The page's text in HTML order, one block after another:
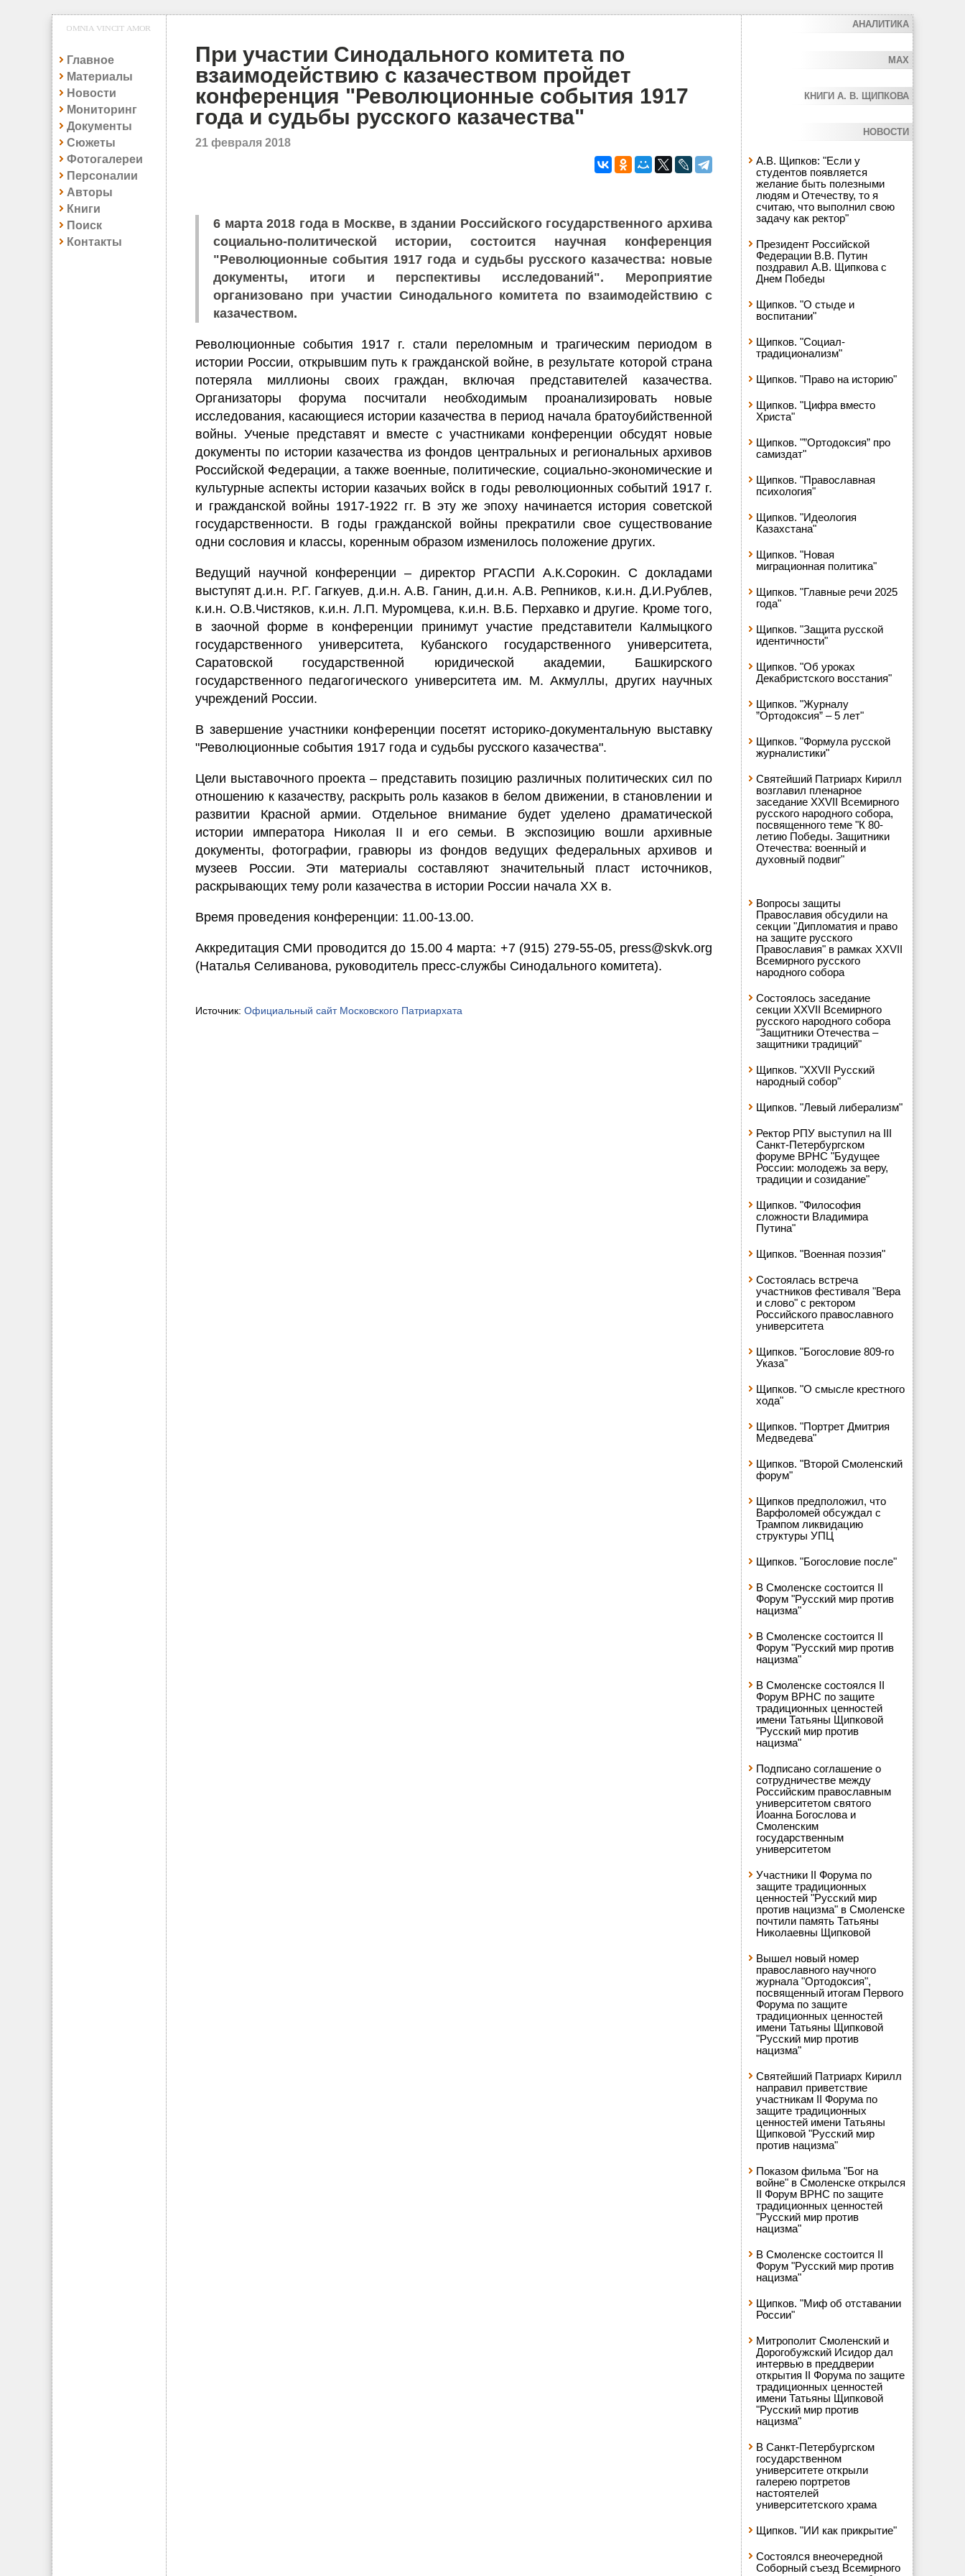
Главное
Материалы
Новости
Мониторинг
Документы
Сюжеты
Фотогалереи
Персоналии
Авторы
Книги
Поиск
Контакты
При участии Синодального комитета по
взаимодействию с казачеством пройдет
конференция "Революционные события 1917
года и судьбы русского казачества"
21 февраля 2018
6 марта 2018 года в Москве, в здании Российского государственного архива
социально-политической истории, состоится научная конференция
"Революционные события 1917 года и судьбы русского казачества: новые
документы, итоги и перспективы исследований". Мероприятие
организовано при участии Синодального комитета по взаимодействию с
казачеством.
Революционные события 1917 г. стали переломным и трагическим периодом в
истории России, открывшим путь к гражданской войне, в результате которой страна
потеряла миллионы своих граждан, включая представителей казачества.
Организаторы форума посчитали необходимым проанализировать новые
исследования, касающиеся истории казачества в период начала братоубийственной
войны. Ученые представят и вместе с участниками конференции обсудят новые
документы по истории казачества из фондов центральных и региональных архивов
Российской Федерации, а также военные, политические, социально-экономические и
культурные аспекты истории казачьих войск в годы революционных событий 1917 г.
и гражданской войны 1917-1922 гг. В эту же эпоху начинается история советской
государственности. В годы гражданской войны прекратили свое существование
одни сословия и классы, коренным образом изменилось положение других.
Ведущий научной конференции – директор РГАСПИ А.К.Сорокин. С докладами
выступят д.и.н. Р.Г. Гагкуев, д.и.н. А.В. Ганин, д.и.н. А.В. Репников, к.и.н. Д.И.Рублев,
к.и.н. О.В.Чистяков, к.и.н. Л.П. Муромцева, к.и.н. В.Б. Перхавко и другие. Кроме того,
в заочной форме в конференции принимут участие представители Калмыцкого
государственного университета, Кубанского государственного университета,
Саратовской государственной юридической академии, Башкирского
государственного педагогического университета им. М. Акмуллы, других научных
учреждений России.
В завершение участники конференции посетят историко-документальную выставку
"Революционные события 1917 года и судьбы русского казачества".
Цели выставочного проекта – представить позицию различных политических сил по
отношению к казачеству, раскрыть роль казаков в белом движении, в становлении и
развитии Красной армии. Отдельное внимание будет уделено драматической
истории императора Николая II и его семьи. В экспозицию вошли архивные
документы, фотографии, гравюры из фондов ведущих федеральных архивов и
музеев России. Эти материалы составляют значительный пласт источников,
раскрывающих тему роли казачества в истории России начала XX в.
Время проведения конференции: 11.00-13.00.
Аккредитация СМИ проводится до 15.00 4 марта: +7 (915) 279-55-05, press@skvk.org
(Наталья Селиванова, руководитель пресс-службы Синодального комитета).
Источник: Официальный сайт Московского Патриархата
АНАЛИТИКА
MAX
КНИГИ А. В. ЩИПКОВА
НОВОСТИ
А.В. Щипков: "Если у
студентов появляется
желание быть полезными
людям и Отечеству, то я
считаю, что выполнил свою
задачу как ректор"
Президент Российской
Федерации В.В. Путин
поздравил А.В. Щипкова с
Днем Победы
Щипков. "О стыде и
воспитании"
Щипков. "Социал-
традиционализм"
Щипков. "Право на историю"
Щипков. "Цифра вместо
Христа"
Щипков. "”Ортодоксия” про
самиздат"
Щипков. "Православная
психология"
Щипков. "Идеология
Казахстана"
Щипков. "Новая
миграционная политика"
Щипков. "Главные речи 2025
года"
Щипков. "Защита русской
идентичности"
Щипков. "Об уроках
Декабристского восстания"
Щипков. "Журналу
”Ортодоксия” – 5 лет"
Щипков. "Формула русской
журналистики"
Святейший Патриарх Кирилл
возглавил пленарное
заседание XXVII Всемирного
русского народного собора,
посвященного теме "К 80-
летию Победы. Защитники
Отечества: военный и
духовный подвиг"
Вопросы защиты
Православия обсудили на
секции "Дипломатия и право
на защите русского
Православия" в рамках XXVII
Всемирного русского
народного собора
Состоялось заседание
секции XXVII Всемирного
русского народного собора
"Защитники Отечества –
защитники традиций"
Щипков. "XXVII Русский
народный собор"
Щипков. "Левый либерализм"
Ректор РПУ выступил на III
Санкт-Петербургском
форуме ВРНС "Будущее
России: молодежь за веру,
традиции и созидание"
Щипков. "Философия
сложности Владимира
Путина"
Щипков. "Военная поэзия"
Состоялась встреча
участников фестиваля "Вера
и слово" с ректором
Российского православного
университета
Щипков. "Богословие 809-го
Указа"
Щипков. "О смысле крестного
хода"
Щипков. "Портрет Дмитрия
Медведева"
Щипков. "Второй Смоленский
форум"
Щипков предположил, что
Варфоломей обсуждал с
Трампом ликвидацию
структуры УПЦ
Щипков. "Богословие после"
В Смоленске состоится II
Форум "Русский мир против
нацизма"
В Смоленске состоится II
Форум "Русский мир против
нацизма"
В Смоленске состоялся II
Форум ВРНС по защите
традиционных ценностей
имени Татьяны Щипковой
"Русский мир против
нацизма"
Подписано соглашение о
сотрудничестве между
Российским православным
университетом святого
Иоанна Богослова и
Смоленским
государственным
университетом
Участники II Форума по
защите традиционных
ценностей "Русский мир
против нацизма" в Смоленске
почтили память Татьяны
Николаевны Щипковой
Вышел новый номер
православного научного
журнала "Ортодоксия",
посвященный итогам Первого
Форума по защите
традиционных ценностей
имени Татьяны Щипковой
"Русский мир против
нацизма"
Святейший Патриарх Кирилл
направил приветствие
участникам II Форума по
защите традиционных
ценностей имени Татьяны
Щипковой "Русский мир
против нацизма"
Показом фильма "Бог на
войне" в Смоленске открылся
II Форум ВРНС по защите
традиционных ценностей
"Русский мир против
нацизма"
В Смоленске состоится II
Форум "Русский мир против
нацизма"
Щипков. "Миф об отставании
России"
Митрополит Смоленский и
Дорогобужский Исидор дал
интервью в преддверии
открытия II Форума по защите
традиционных ценностей
имени Татьяны Щипковой
"Русский мир против
нацизма"
В Санкт-Петербургском
государственном
университете открыли
галерею портретов
настоятелей
университетского храма
Щипков. "ИИ как прикрытие"
Состоялся внеочередной
Соборный съезд Всемирного